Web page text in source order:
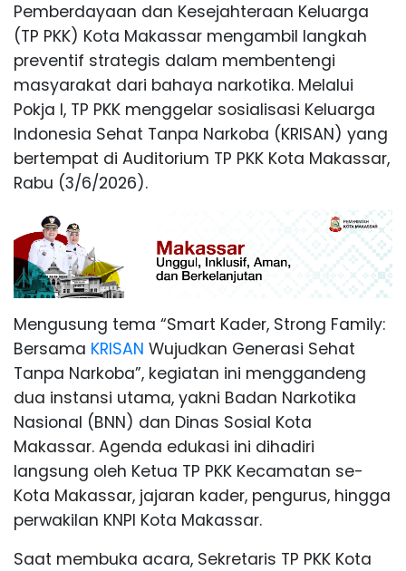
Pemberdayaan dan Kesejahteraan Keluarga
(TP PKK) Kota Makassar mengambil langkah
preventif strategis dalam membentengi
masyarakat dari bahaya narkotika. Melalui
Pokja I, TP PKK menggelar sosialisasi Keluarga
Indonesia Sehat Tanpa Narkoba (KRISAN) yang
bertempat di Auditorium TP PKK Kota Makassar,
Rabu (3/6/2026).
Mengusung tema “Smart Kader, Strong Family:
Bersama KRISAN Wujudkan Generasi Sehat
Tanpa Narkoba”, kegiatan ini menggandeng
dua instansi utama, yakni Badan Narkotika
Nasional (BNN) dan Dinas Sosial Kota
Makassar. Agenda edukasi ini dihadiri
langsung oleh Ketua TP PKK Kecamatan se-
Kota Makassar, jajaran kader, pengurus, hingga
perwakilan KNPI Kota Makassar.
Saat membuka acara, Sekretaris TP PKK Kota